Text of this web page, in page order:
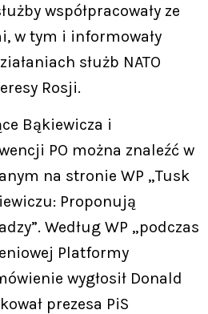
współpracowały ze
w tym i informowały
służb NATO
Rosji.
Bąkiewicza i
PO można znaleźć w
na stronie WP „Tusk
Proponują
Według WP „podczas
Platformy
wygłosił Donald
prezesa PiS